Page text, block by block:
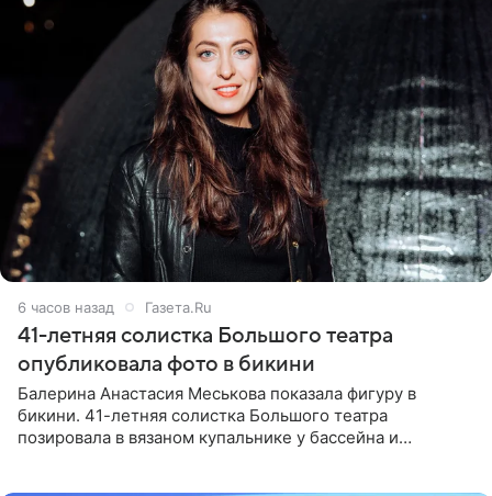
6 часов назад Газета.Ru
41-летняя солистка Большого театра
опубликовала фото в бикини
Балерина Анастасия Меськова показала фигуру в
бикини. 41-летняя солистка Большого театра
позировала в вязаном купальнике у бассейна и